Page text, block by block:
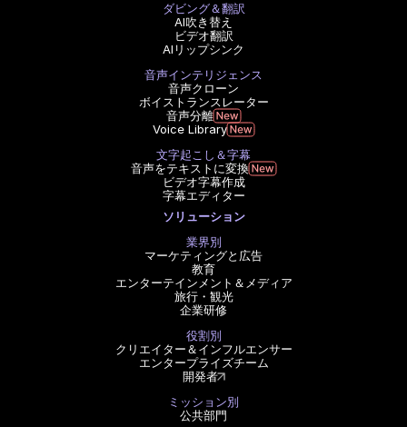
ダビング＆翻訳
AI吹き替え
ビデオ翻訳
AIリップシンク
音声インテリジェンス
音声クローン
ボイストランスレーター
音声分離
Voice Library
文字起こし＆字幕
音声をテキストに変換
ビデオ字幕作成
字幕エディター
ソリューション
業界別
マーケティングと広告
教育
エンターテインメント＆メディア
旅行・観光
企業研修
役割別
クリエイター＆インフルエンサー
エンタープライズチーム
開発者
ミッション別
公共部門